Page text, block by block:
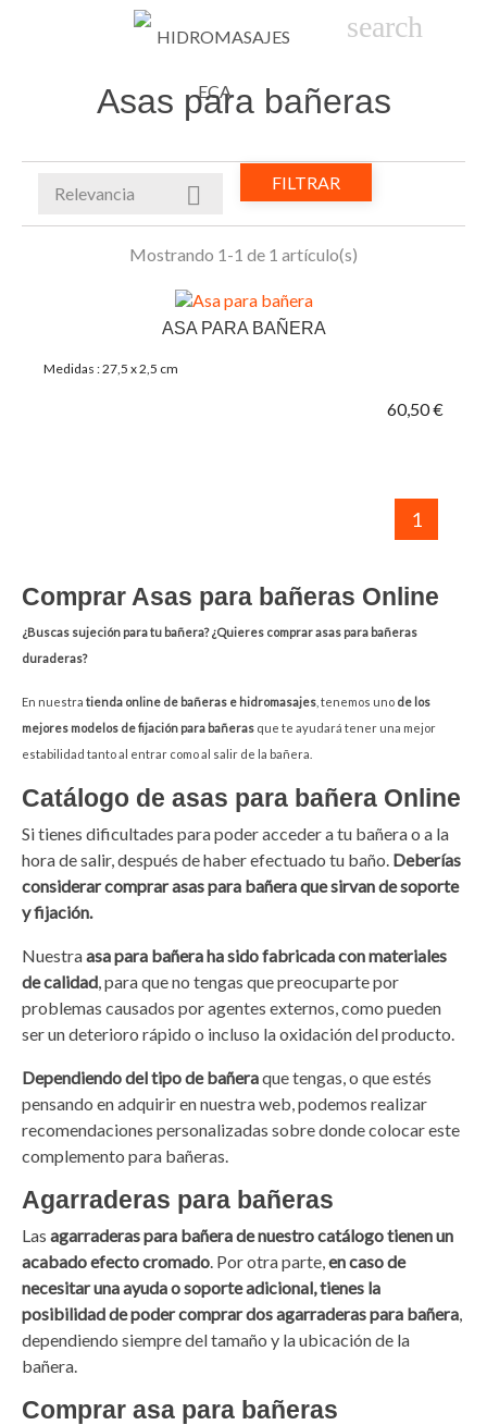
search
Asas para bañeras
Relevancia  FILTRAR
Mostrando 1-1 de 1 artículo(s)
ASA PARA BAÑERA
Medidas : 27,5 x 2,5 cm
60,50 €
1
Comprar Asas para bañeras Online
¿Buscas sujeción para tu bañera? ¿Quieres comprar asas para bañeras
duraderas?
En nuestra tienda online de bañeras e hidromasajes , tenemos uno de los
mejores modelos de fijación para bañeras que te ayudará tener una mejor
estabilidad tanto al entrar como al salir de la bañera.
Catálogo de asas para bañera Online
Si tienes dificultades para poder acceder a tu bañera o a la
hora de salir, después de haber efectuado tu baño. Deberías
considerar comprar asas para bañera que sirvan de soporte
y fijación.
Nuestraasa para bañeraha sidofabricada con materiales
de calidad, para que no tengas que preocuparte por
problemas causados por agentes externos, como pueden
ser un deterioro rápido o incluso la oxidación del producto.
Dependiendo del tipo de bañeraque tengas, o que estés
pensando en adquirir en nuestra web, podemos realizar
recomendaciones personalizadas sobre donde colocar este
complemento para bañeras.
Agarraderas para bañeras
Las agarraderas para bañera de nuestro catálogo tienen un
acabado efecto cromado. Por otra parte,en caso de
necesitar una ayuda o soporte adicional, tienes la
posibilidad de poder comprar dos agarraderas para bañera,
dependiendo siempre del tamaño y la ubicación de la
bañera.
Comprar asa para bañeras